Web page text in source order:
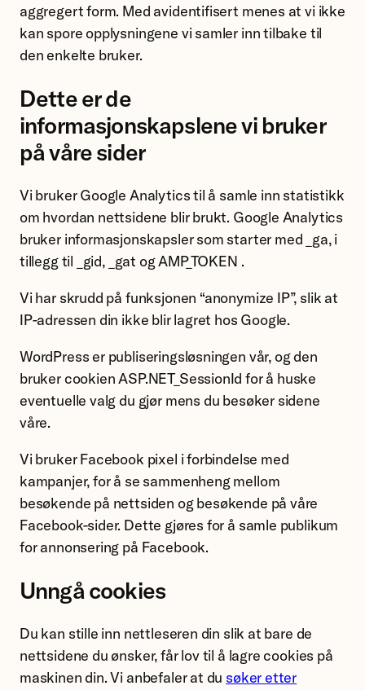
aggregert form. Med avidentifisert menes at vi ikke
kan spore opplysningene vi samler inn tilbake til
den enkelte bruker.
Dette er de
informasjonskapslene vi bruker
på våre sider
Vi bruker Google Analytics til å samle inn statistikk
om hvordan nettsidene blir brukt. Google Analytics
bruker informasjonskapsler som starter med _ga, i
tillegg til _gid, _gat og AMP_TOKEN .
Vi har skrudd på funksjonen “anonymize IP”, slik at
IP-adressen din ikke blir lagret hos Google.
WordPress er publiseringsløsningen vår, og den
bruker cookien ASP.NET_SessionId for å huske
eventuelle valg du gjør mens du besøker sidene
våre.
Vi bruker Facebook pixel i forbindelse med
kampanjer, for å se sammenheng mellom
besøkende på nettsiden og besøkende på våre
Facebook-sider. Dette gjøres for å samle publikum
for annonsering på Facebook.
Unngå cookies
Du kan stille inn nettleseren din slik at bare de
nettsidene du ønsker, får lov til å lagre cookies på
maskinen din. Vi anbefaler at du søker etter